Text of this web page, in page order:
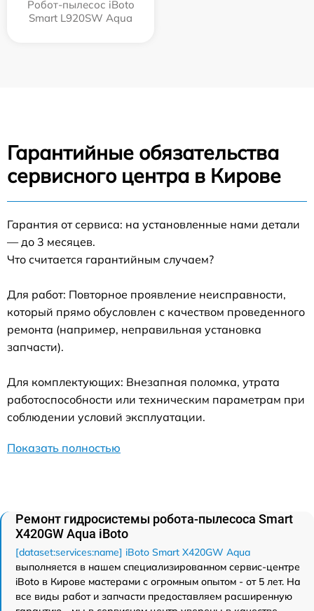
Робот-пылесос iBoto
Smart L920SW Aqua
Гарантийные обязательства
сервисного центра в Кирове
Гарантия от сервиса: на установленные нами детали
— до 3 месяцев.
Что считается гарантийным случаем?
Для работ: Повторное проявление неисправности,
который прямо обусловлен с качеством проведенного
ремонта (например, неправильная установка
запчасти).
Для комплектующих: Внезапная поломка, утрата
работоспособности или техническим параметрам при
соблюдении условий эксплуатации.
Показать полностью
Ремонт гидросистемы робота-пылесоса Smart
Х420GW Aqua iBoto
[dataset:services:name] iBoto Smart Х420GW Aqua
выполняется в нашем специализированном сервис-центре
iBoto в Кирове мастерами с огромным опытом - от 5 лет. На
все виды работ и запчасти предоставляем расширенную